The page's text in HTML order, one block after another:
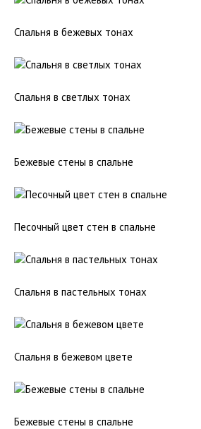
Спальня в бежевых тонах
Спальня в светлых тонах
Бежевые стены в спальне
Песочный цвет стен в спальне
Спальня в пастельных тонах
Спальня в бежевом цвете
Бежевые стены в спальне